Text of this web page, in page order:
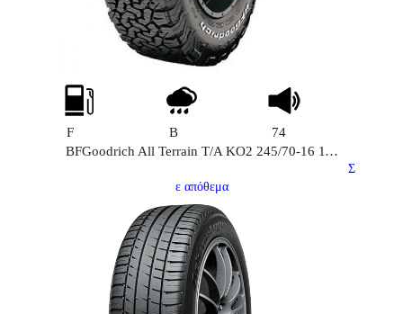
F B
74
BFGoodrich All Terrain T/A KO2 245/70-16 111H
Σ
ε απόθεμα